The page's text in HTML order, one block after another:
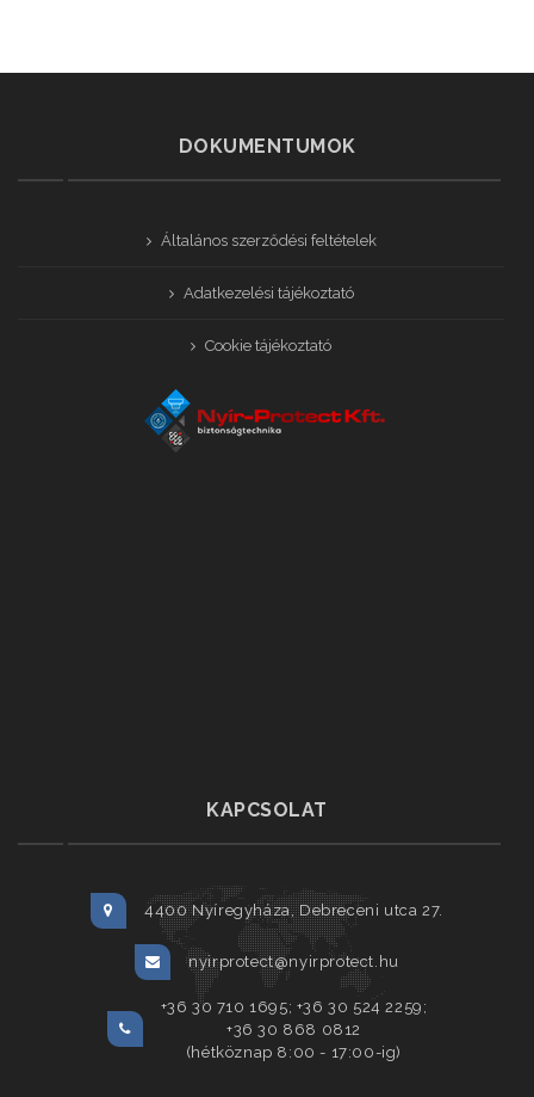
DOKUMENTUMOK
Általános szerződési feltételek
Adatkezelési tájékoztató
Cookie tájékoztató
KAPCSOLAT
4400 Nyíregyháza, Debreceni utca 27.
nyirprotect@nyirprotect.hu
+36 30 710 1695; +36 30 524 2259;
+36 30 868 0812
(hétköznap 8:00 - 17:00-ig)